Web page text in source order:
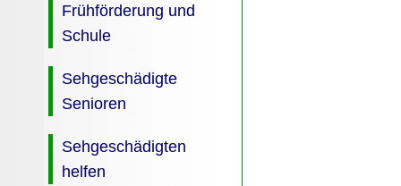
Frühförderung und
Schule
Sehgeschädigte
Senioren
Sehgeschädigten
helfen